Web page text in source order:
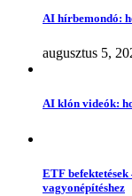
AI hírbemondó:
augusztus 5,
AI klón videók:
ETF befektetések
vagyonépítéshez